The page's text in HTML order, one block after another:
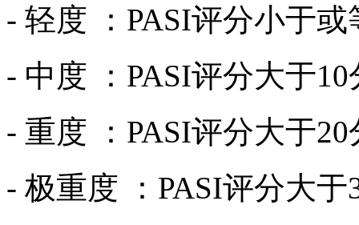
- 轻度 ：PASI评分小于或
- 中度 ：PASI评分大于
- 重度 ：PASI评分大于
- 极重度 ：PASI评分大于